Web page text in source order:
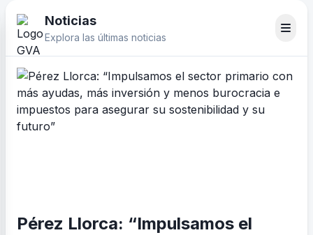
Noticias
Explora las últimas noticias
Pérez Llorca: “Impulsamos el